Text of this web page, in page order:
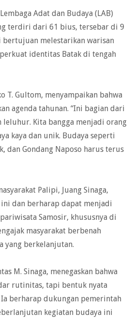
Adat dan Budaya (LAB)
terdiri dari 61 bius, tersebar di 9
bertujuan melestarikan warisan
identitas Batak di tengah
T. Gultom, menyampaikan bahwa
agenda tahunan. “Ini bagian dari
leluhur. Kita bangga menjadi orang
kaya dan unik. Budaya seperti
dan Gondang Naposo harus terus
Palipi, Juang Sinaga,
dan berharap dapat menjadi
Samosir, khususnya di
masyarakat berbenah
yang berkelanjutan.
M. Sinaga, menegaskan bahwa
rutinitas, tapi bentuk nyata
berharap dukungan pemerintah
kegiatan budaya ini